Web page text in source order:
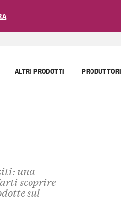
ALTRI PRODOTTI PRODUTTORI
una
scoprire
sul